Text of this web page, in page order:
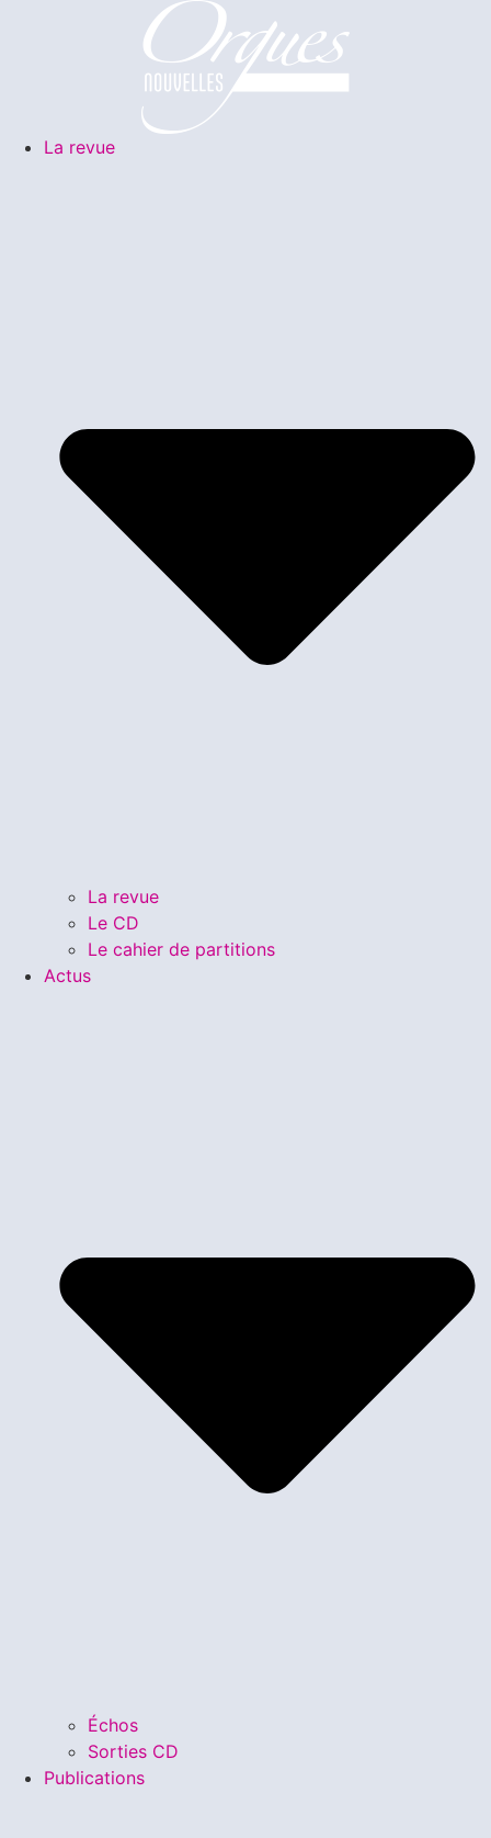
La revue
La revue
Le CD
Le cahier de partitions
Actus
Échos
Sorties CD
Publications